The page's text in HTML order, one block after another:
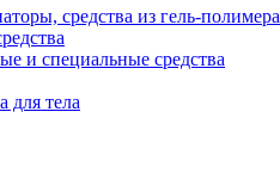
средства из гель-полимера
и специальные средства
для тела